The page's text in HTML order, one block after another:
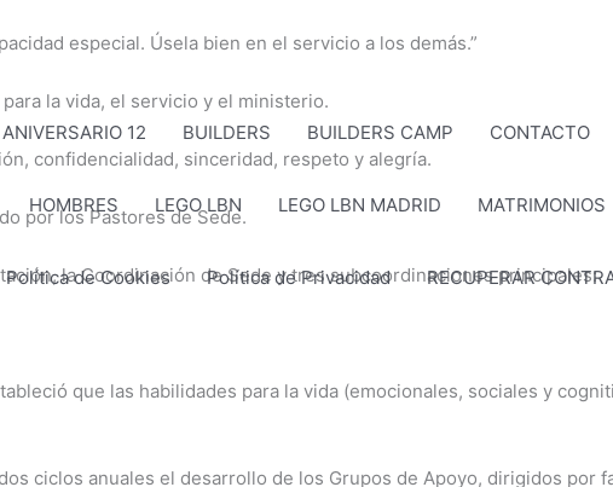
ANIVERSARIO 12 BUILDERS BUILDERS CAMP CONTACTO
HOMBRES LEGO LBN LEGO LBN MADRID MATRIMONIOS
Política de Cookies Política de Privacidad RECUPERAR
especial. Úsela bien en el servicio a los demás.”
la vida, el servicio y el ministerio.
confidencialidad, sinceridad, respeto y alegría.
por los Pastores de Sede.
la Coordinación de Sede y tres subcoordinaciones principales:
que las habilidades para la vida (emocionales, sociales y
ciclos anuales el desarrollo de los Grupos de Apoyo, dirigidos por